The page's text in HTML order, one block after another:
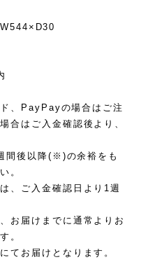
、PayPayの場合はご注
合はご入金確認後より、
間後以降(※)の余裕をも
。
、ご入金確認日より1週
お届けまでに通常よりお
。
てお届けとなります。